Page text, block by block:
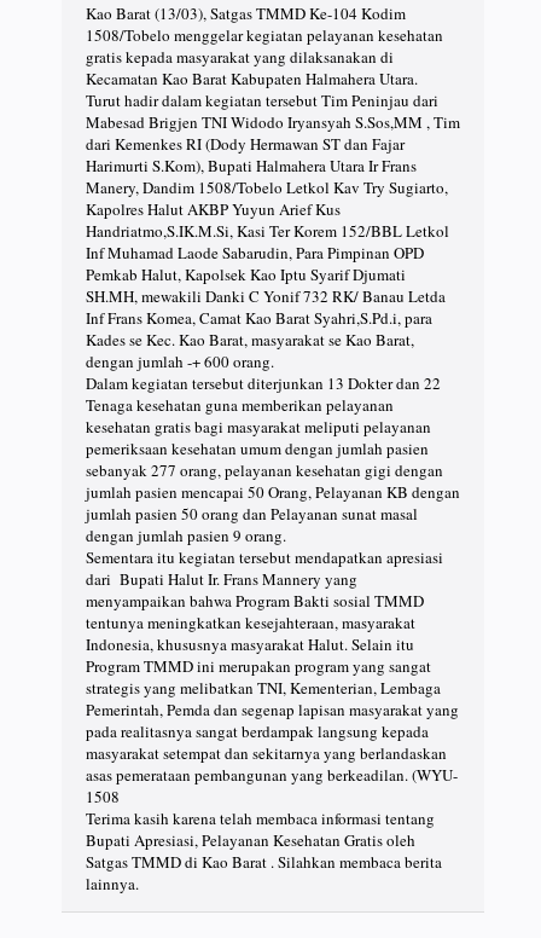
Kao Barat (13/03), Satgas TMMD Ke-104 Kodim
1508/Tobelo menggelar kegiatan pelayanan kesehatan
gratis kepada masyarakat yang dilaksanakan di
Kecamatan Kao Barat Kabupaten Halmahera Utara.
Turut hadir dalam kegiatan tersebut Tim Peninjau dari
Mabesad Brigjen TNI Widodo Iryansyah S.Sos,MM , Tim
dari Kemenkes RI (Dody Hermawan ST dan Fajar
Harimurti S.Kom), Bupati Halmahera Utara Ir Frans
Manery, Dandim 1508/Tobelo Letkol Kav Try Sugiarto,
Kapolres Halut AKBP Yuyun Arief Kus
Handriatmo,S.IK.M.Si, Kasi Ter Korem 152/BBL Letkol
Inf Muhamad Laode Sabarudin, Para Pimpinan OPD
Pemkab Halut, Kapolsek Kao Iptu Syarif Djumati
SH.MH, mewakili Danki C Yonif 732 RK/ Banau Letda
Inf Frans Komea, Camat Kao Barat Syahri,S.Pd.i, para
Kades se Kec. Kao Barat, masyarakat se Kao Barat,
dengan jumlah -+ 600 orang.
Dalam kegiatan tersebut diterjunkan 13 Dokter dan 22
Tenaga kesehatan guna memberikan pelayanan
kesehatan gratis bagi masyarakat meliputi pelayanan
pemeriksaan kesehatan umum dengan jumlah pasien
sebanyak 277 orang, pelayanan kesehatan gigi dengan
jumlah pasien mencapai 50 Orang, Pelayanan KB dengan
jumlah pasien 50 orang dan Pelayanan sunat masal
dengan jumlah pasien 9 orang.
Sementara itu kegiatan tersebut mendapatkan apresiasi
dari Bupati Halut Ir. Frans Mannery yang
menyampaikan bahwa Program Bakti sosial TMMD
tentunya meningkatkan kesejahteraan, masyarakat
Indonesia, khususnya masyarakat Halut. Selain itu
Program TMMD ini merupakan program yang sangat
strategis yang melibatkan TNI, Kementerian, Lembaga
Pemerintah, Pemda dan segenap lapisan masyarakat yang
pada realitasnya sangat berdampak langsung kepada
masyarakat setempat dan sekitarnya yang berlandaskan
asas pemerataan pembangunan yang berkeadilan. (WYU-
1508
Terima kasih karena telah membaca informasi tentang
Bupati Apresiasi, Pelayanan Kesehatan Gratis oleh
Satgas TMMD di Kao Barat . Silahkan membaca berita
lainnya.